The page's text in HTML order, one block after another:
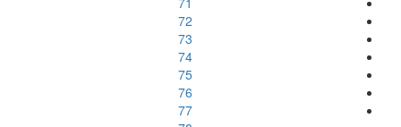
72
73
74
75
76
77